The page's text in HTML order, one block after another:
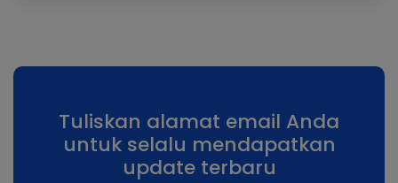
Tuliskan alamat email Anda
untuk selalu mendapatkan
update terbaru